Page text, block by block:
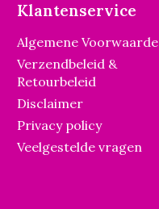
Klantenservice
Algemene
Verzendbeleid &
Retourbeleid
Disclaimer
Privacy policy
Veelgestelde vragen